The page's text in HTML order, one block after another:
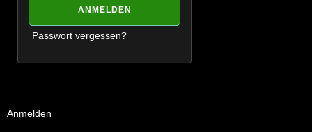
Passwort vergessen?
Anmelden